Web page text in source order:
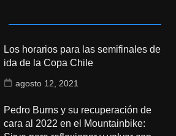
Los horarios para las semifinales de
ida de la Copa Chile
agosto 12, 2021
Pedro Burns y su recuperación de
cara al 2022 en el Mountainbike: